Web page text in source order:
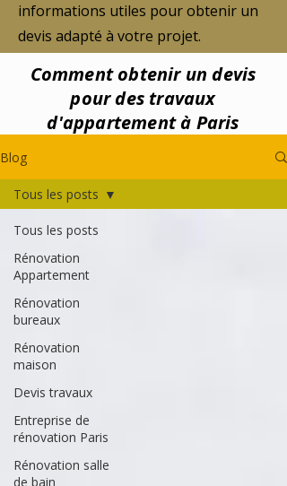
informations utiles pour obtenir un
devis adapté à votre projet.
Comment obtenir un devis
pour des travaux
d'appartement à Paris
Blog
Tous les posts
Rénovation
Appartement
Rénovation
bureaux
Rénovation
maison
Devis travaux
Entreprise de
rénovation Paris
Rénovation salle
de bain
Tous les posts